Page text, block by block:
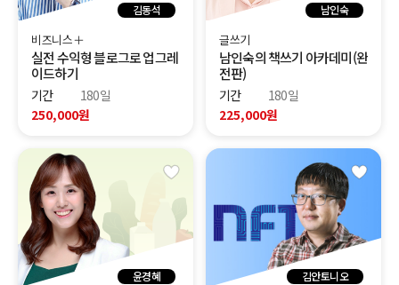
김동석
비즈니스＋
실전 수익형 블로그로 업그레
이드하기
기간
180일
250,000원
남인숙
글쓰기
남인숙의 책쓰기 아카데미(완
전판)
기간
180일
225,000원
윤경혜 김안토니오